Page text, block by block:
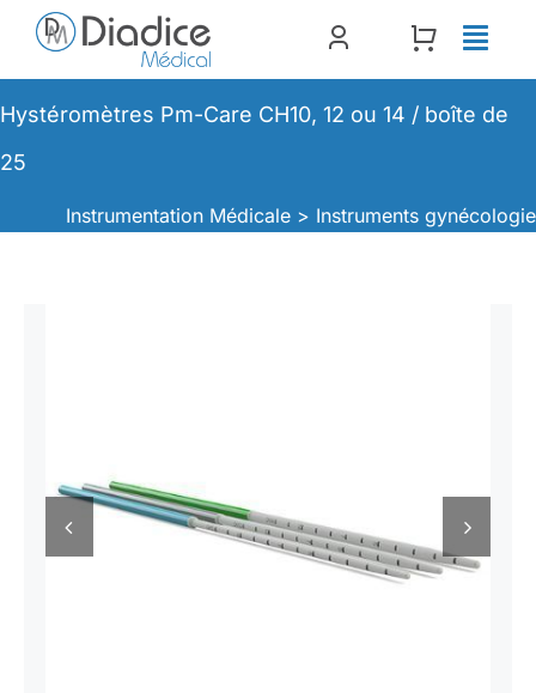
Passer
contenu
Hystéromètres Pm-Care CH10, 12 ou 14 / boîte de
25
Instrumentation Médicale > Instruments gynécologie